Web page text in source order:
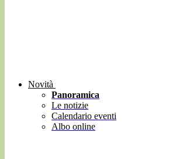
Novità
Panoramica
Le notizie
Calendario eventi
Albo online